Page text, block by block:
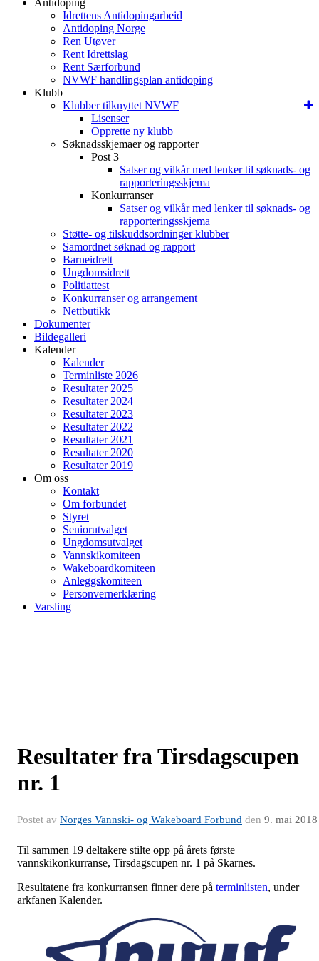
Antidoping
Idrettens Antidopingarbeid
Antidoping Norge
Ren Utøver
Rent Idrettslag
Rent Særforbund
NVWF handlingsplan antidoping
Klubb
Klubber tilknyttet NVWF
Lisenser
Opprette ny klubb
Søknadsskjemaer og rapporter
Post 3
Satser og vilkår med lenker til søknads- og
rapporteringsskjema
Konkurranser
Satser og vilkår med lenker til søknads- og
rapporteringsskjema
Støtte- og tilskuddsordninger klubber
Samordnet søknad og rapport
Barneidrett
Ungdomsidrett
Politiattest
Konkurranser og arrangement
Nettbutikk
Dokumenter
Bildegalleri
Kalender
Kalender
Terminliste 2026
Resultater 2025
Resultater 2024
Resultater 2023
Resultater 2022
Resultater 2021
Resultater 2020
Resultater 2019
Om oss
Kontakt
Om forbundet
Styret
Seniorutvalget
Ungdomsutvalget
Vannskikomiteen
Wakeboardkomiteen
Anleggskomiteen
Personvernerklæring
Varsling
Resultater fra Tirsdagscupen
nr. 1
Postet av Norges Vannski- og Wakeboard Forbund den 9. mai 2018
Til sammen 19 deltakere stilte opp på årets første
vannskikonkurranse, Tirsdagscupen nr. 1 på Skarnes.
Resultatene fra konkurransen finner dere på terminlisten, under
arkfanen Kalender.